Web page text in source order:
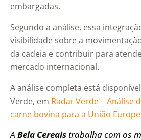
embargadas.
Segundo a análise, essa
visibilidade sobre a
da cadeia e contribuir para
mercado internacional.
A análise completa está
Verde, em Radar Verde – Análise
carne bovina para a União
A Bela Cereais trabalha com os